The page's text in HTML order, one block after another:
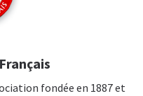
fondée en 1887 et